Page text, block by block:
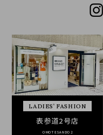
LADIES’ FASHION
表参道2号店
OMOTESANDO2